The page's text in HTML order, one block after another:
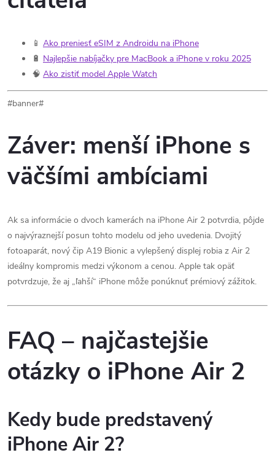
📱 Ako preniesť eSIM z Androidu na iPhone
🔋 Najlepšie nabíjačky pre MacBook a iPhone v roku 2025
🧠 Ako zistiť model Apple Watch
#banner#
Záver: menší iPhone s
väčšími ambíciami
Ak sa informácie o dvoch kamerách na iPhone Air 2 potvrdia, pôjde
o najvýraznejší posun tohto modelu od jeho uvedenia. Dvojitý
fotoaparát, nový čip A19 Bionic a vylepšený displej robia z Air 2
ideálny kompromis medzi výkonom a cenou. Apple tak opäť
potvrdzuje, že aj „ľahší“ iPhone môže ponúknuť prémiový zážitok.
FAQ – najčastejšie
otázky o iPhone Air 2
Kedy bude predstavený
iPhone Air 2?